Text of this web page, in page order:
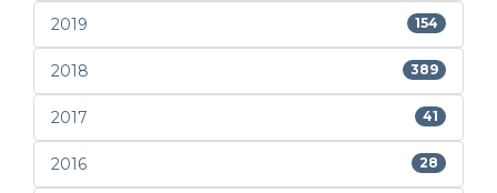
2019 154
2018 389
2017 41
2016 28